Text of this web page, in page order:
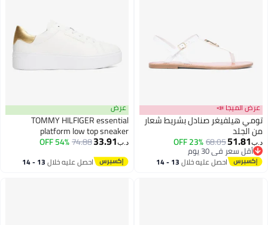
2
عرض الميجا 📣
تومي هيلفيغر صنادل بشريط شعار
من الجلد
د.ب‏51.81
68.05
23% OFF
أقل سعر في 30 يوم
أقل سعر في 30 يوماحصل عليه خلال 13 - 14
عرض
TOMMY HILFIGER essential
platform low top sneaker
د.ب‏33.91
74.88
54% OFF
احصل عليه خلال 13 - 14